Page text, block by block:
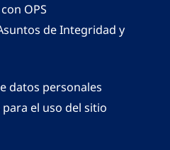
OPS
de Integridad y
datos personales
el uso del sitio